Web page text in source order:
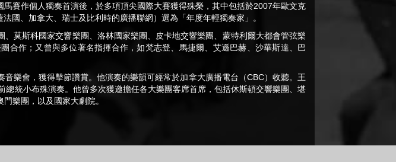
賽作個人獨奏首演後，於多項頂尖國際大賽獲得殊榮，其中包括於2007年歐文克
國、加拿大、瑞士及比利時的廣播聯網）選為「年度年輕獨奏家」。
莫斯科國家交響樂團、洛林國家樂團、皮卡地交響樂團、蒙特利爾大都會管弦樂
合作；又曾與多位著名指揮合作，如梵志登、馬捷爾、艾遜巴赫、沙華斯達、巴
樂會，獲得擊節讚賞。他演奏的樂韻可經常於加拿大廣播電台（CBC）收聽。王
統小布殊演奏。他曾多次獲邀擔任各大樂團客席首席，包括休斯頓交響樂團、堪
樂團，以及國家大劇院。